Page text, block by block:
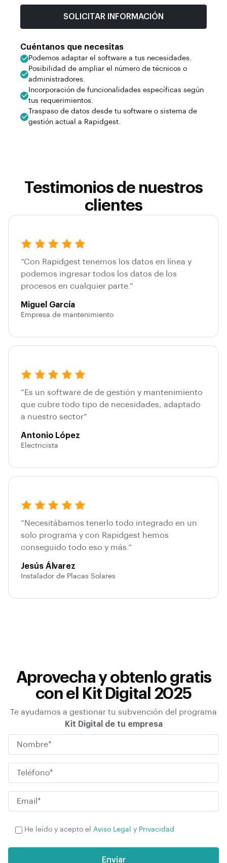
SOLICITAR INFORMACIÓN
Cuéntanos que necesitas
Podemos adaptar el software a tus necesidades.
Posibilidad de ampliar el número de técnicos o
administradores.
Incorporación de funcionalidades específicas según
tus requerimientos.
Traspaso de datos desde tu software o sistema de
gestión actual a Rapidgest.
Testimonios de nuestros
clientes
“Con Rapidgest tenemos los datos en línea y
podemos ingresar todos los datos de los
procesos en cualquier parte.”
Miguel García
Empresa de mantenimiento
“Es un software de de gestión y mantenimiento
que cubre todo tipo de necesidades, adaptado
a nuestro sector”
Antonio López
Electricista
“Necesitábamos tenerlo todo integrado en un
solo programa y con Rapidgest hemos
conseguido todo eso y más.”
Jesús Álvarez
Instalador de Placas Solares
Aprovecha y obtenlo gratis
con el Kit Digital 2025
Te ayudamos a gestionar tu subvención del programa
Kit Digital de tu empresa
e
He leído y acepto el Aviso Legal y Privacidad